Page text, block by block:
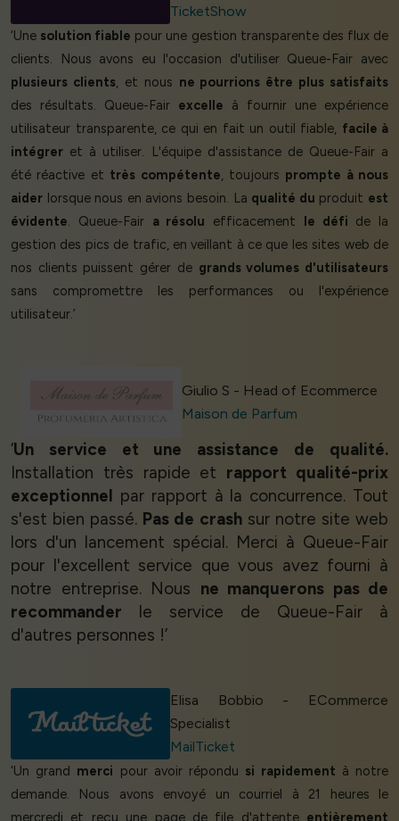
TicketShow
‘Une solution fiable pour une gestion transparente des flux de
clients. Nous avons eu l'occasion d'utiliser Queue-Fair avec
plusieurs clients, et nous ne pourrions être plus satisfaits
des résultats. Queue-Fair excelle à fournir une expérience
utilisateur transparente, ce qui en fait un outil fiable, facile à
intégrer et à utiliser. L'équipe d'assistance de Queue-Fair a
été réactive et très compétente, toujours prompte à nous
aider lorsque nous en avions besoin. La qualité du produit est
évidente. Queue-Fair a résolu efficacement le défi de la
gestion des pics de trafic, en veillant à ce que les sites web de
nos clients puissent gérer de grands volumes d'utilisateurs
sans compromettre les performances ou l'expérience
utilisateur.’
Giulio S - Head of Ecommerce
Maison de Parfum
‘Un service et une assistance de qualité.
Installation très rapide et rapport qualité-prix
exceptionnel par rapport à la concurrence. Tout
s'est bien passé. Pas de crashsur notre site web
lors d'un lancement spécial. Merci à Queue-Fair
pour l'excellent service que vous avez fourni à
notre entreprise. Nous ne manquerons pas de
recommander le service de Queue-Fair à
d'autres personnes !’
Elisa Bobbio - ECommerce
Specialist
MailTicket
‘Un grand merci pour avoir répondu si rapidement à notre
demande. Nous avons envoyé un courriel à 21 heures le
mercredi et reçu une page de file d'attente entièrement